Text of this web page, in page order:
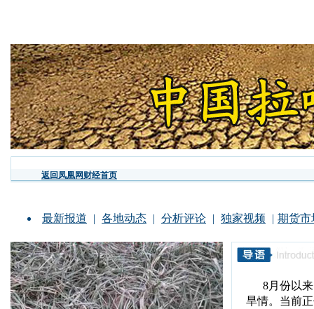
返回凤凰网财经首页
最新报道 | 各地动态 | 分析评论 | 独家视频 | 期货市
8月份以
旱情。当前